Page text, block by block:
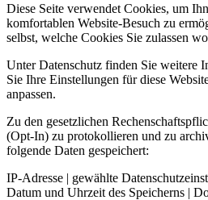
Diese Seite verwendet Cookies, um
komfortablen Website-Besuch zu
selbst, welche Cookies Sie zulassen
Unter Datenschutz finden Sie weitere
Sie Ihre Einstellungen für diese
anpassen.
Zu den gesetzlichen
(Opt-In) zu protokollieren und zu
folgende Daten gespeichert:
IP-Adresse | gewählte
Datum und Uhrzeit des Speicherns |